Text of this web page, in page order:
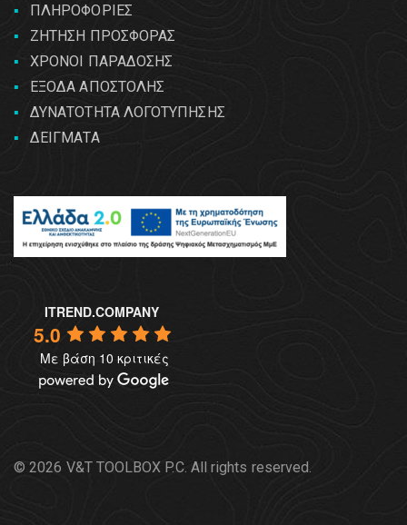
ΠΛΗΡΟΦΟΡΙΕΣ
ΖΗΤΗΣΗ ΠΡΟΣΦΟΡΑΣ
ΧΡΟΝΟΙ ΠΑΡΑΔΟΣΗΣ
ΕΞΟΔΑ ΑΠΟΣΤΟΛΗΣ
ΔΥΝΑΤΟΤΗΤΑ ΛΟΓΟΤΥΠΗΣΗΣ
ΔΕΙΓΜΑΤΑ
ITREND.COMPANY
5.0
Με βάση 10 κριτικές
© 2026 V&T TOOLBOX P.C. All rights reserved.